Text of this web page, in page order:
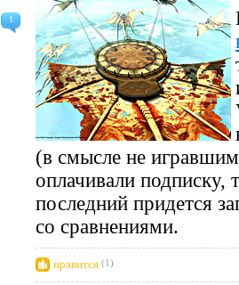
1
(в смысле не
оплачивали подписку,
последний придется
со сравнениями.
нравится (1)